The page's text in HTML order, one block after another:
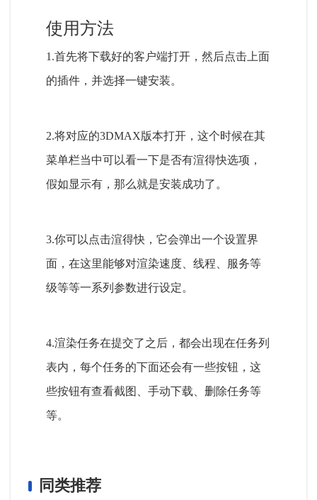
使用方法
1.首先将下载好的客户端打开，然后点击上面
的插件，并选择一键安装。
2.将对应的3DMAX版本打开，这个时候在其
菜单栏当中可以看一下是否有渲得快选项，
假如显示有，那么就是安装成功了。
3.你可以点击渲得快，它会弹出一个设置界
面，在这里能够对渲染速度、线程、服务等
级等等一系列参数进行设定。
4.渲染任务在提交了之后，都会出现在任务列
表内，每个任务的下面还会有一些按钮，这
些按钮有查看截图、手动下载、删除任务等
等。
同类推荐